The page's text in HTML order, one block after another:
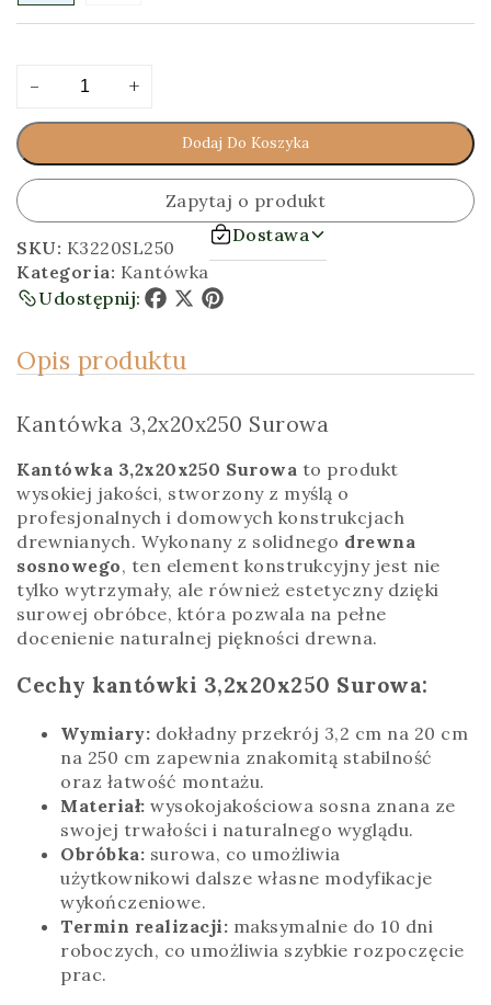
-
Kantówka
3,2x20x250
[cm]
Surowa
+
Dodaj Do Koszyka
Alternative:
Zapytaj o produkt
SKU: K3220SL250
Kategoria: Kantówka
Dostawa
Udostępnij:
Opis produktu
Kantówka 3,2x20x250 Surowa
Kantówka 3,2x20x250 Surowa to produkt
wysokiej jakości, stworzony z myślą o
profesjonalnych i domowych konstrukcjach
drewnianych. Wykonany z solidnego drewna
sosnowego, ten element konstrukcyjny jest nie
tylko wytrzymały, ale również estetyczny dzięki
surowej obróbce, która pozwala na pełne
docenienie naturalnej piękności drewna.
Cechy kantówki 3,2x20x250 Surowa:
Wymiary: dokładny przekrój 3,2 cm na 20 cm
na 250 cm zapewnia znakomitą stabilność
oraz łatwość montażu.
Materiał: wysokojakościowa sosna znana ze
swojej trwałości i naturalnego wyglądu.
Obróbka: surowa, co umożliwia
użytkownikowi dalsze własne modyfikacje
wykończeniowe.
Termin realizacji: maksymalnie do 10 dni
roboczych, co umożliwia szybkie rozpoczęcie
prac.